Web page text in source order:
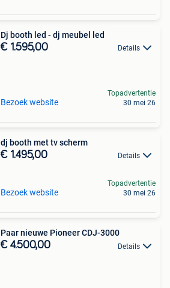
Dj booth led - dj meubel led
€ 1.595,00 Details
Bezoek website
Topadvertentie
30 mei 26
dj booth met tv scherm
€ 1.495,00 Details
Bezoek website
Topadvertentie
30 mei 26
Paar nieuwe Pioneer CDJ-3000
€ 4.500,00 Details